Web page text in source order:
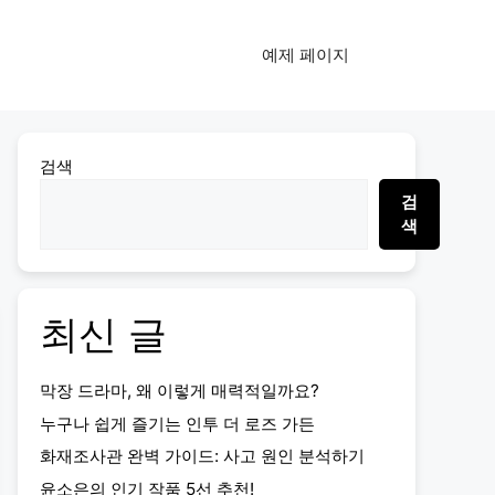
예제 페이지
검색
검
색
최신 글
막장 드라마, 왜 이렇게 매력적일까요?
누구나 쉽게 즐기는 인투 더 로즈 가든
화재조사관 완벽 가이드: 사고 원인 분석하기
윤소은의 인기 작품 5선 추천!